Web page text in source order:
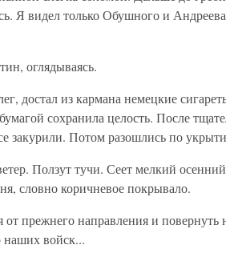
Я видел только Обушного и
оглядываясь.
достал из кармана немецкие
сохранила целость. После
закурили. Потом разошлись по
Ползут тучи. Сеет мелкий осенний
словно коричневое покрывало.
от прежнего направления и повернуть
наших войск...